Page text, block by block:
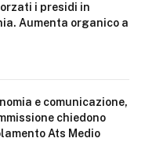
i presidi in
Aumenta organico a
e comunicazione,
chiedono
Ats Medio